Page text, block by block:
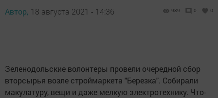
Автор, 18 августа 2021 - 14:36 989 0 0
Зеленодольские волонтеры провели очередной сбор
вторсырья возле строймаркета "Березка". Собирали
макулатуру, вещи и даже мелкую электротехнику. Что-